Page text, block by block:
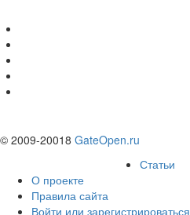
© 2009-20018 GateOpen.ru
Статьи
О проекте
Правила сайта
Войти или зарегистрироваться